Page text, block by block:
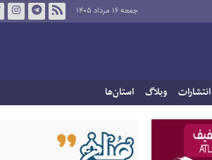
جمعه ۱۶ مرداد ۱۴۰۵
انتشارات وبلاگ استان‌ها